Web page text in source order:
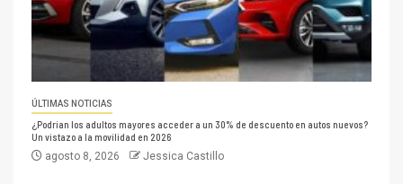
ÚLTIMAS NOTICIAS
¿Podrían los adultos mayores acceder a un 30% de descuento en autos nuevos?
Un vistazo a la movilidad en 2026
agosto 8, 2026 Jessica Castillo